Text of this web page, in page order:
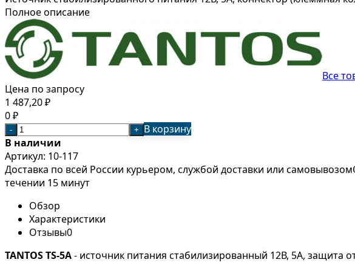
Полное описание
Все
Цена по запросу
1 487,20 ₽
0 ₽
- +
В корзину
В наличии
Артикул: 10-117
Доставка по всей России курьером, службой доставки или самовывозом
течении 15 минут
Обзор
Характеристики
Отзывы0
TANTOSTS-5A- источник питания стабилизированный 12В, 5А, защита